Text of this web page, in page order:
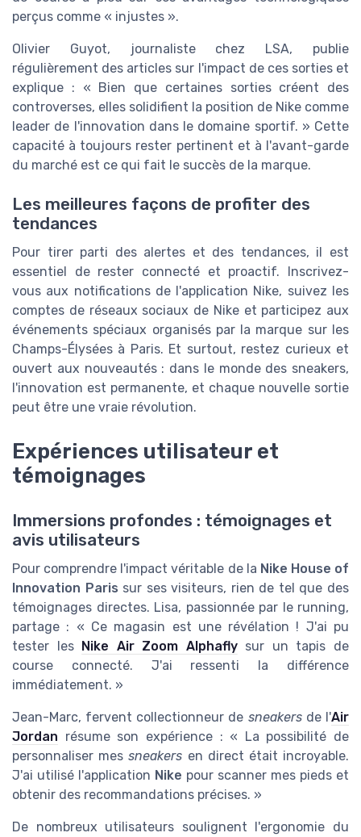
perçus comme « injustes ».
Olivier Guyot, journaliste chez LSA, publie
régulièrement des articles sur l'impact de ces sorties et
explique : « Bien que certaines sorties créent des
controverses, elles solidifient la position de Nike comme
leader de l'innovation dans le domaine sportif. » Cette
capacité à toujours rester pertinent et à l'avant-garde
du marché est ce qui fait le succès de la marque.
Les meilleures façons de profiter des
tendances
Pour tirer parti des alertes et des tendances, il est
essentiel de rester connecté et proactif. Inscrivez-
vous aux notifications de l'application Nike, suivez les
comptes de réseaux sociaux de Nike et participez aux
événements spéciaux organisés par la marque sur les
Champs-Élysées à Paris. Et surtout, restez curieux et
ouvert aux nouveautés : dans le monde des sneakers,
l'innovation est permanente, et chaque nouvelle sortie
peut être une vraie révolution.
Expériences utilisateur et
témoignages
Immersions profondes : témoignages et
avis utilisateurs
Pour comprendre l'impact véritable de la Nike House of
Innovation Paris sur ses visiteurs, rien de tel que des
témoignages directes. Lisa, passionnée par le running,
partage : « Ce magasin est une révélation ! J'ai pu
tester les Nike Air Zoom Alphaflysur un tapis de
course connecté. J'ai ressenti la différence
immédiatement. »
Jean-Marc, fervent collectionneur de sneakersde l'Air
Jordan résume son expérience : « La possibilité de
personnaliser messneakers en direct était incroyable.
J'ai utilisé l'application Nike pour scanner mes pieds et
obtenir des recommandations précises. »
De nombreux utilisateurs soulignent l'ergonomie du